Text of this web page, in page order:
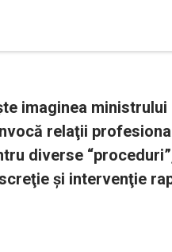
imaginea ministrului
relaţii
diverse
şi intervenţie